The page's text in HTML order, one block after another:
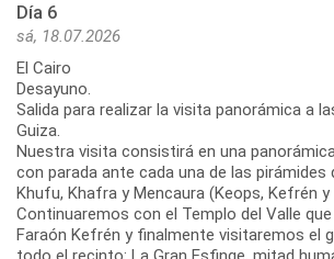
Día 6
sá, 18.07.2026
El Cairo
Desayuno.
Salida para realizar la visita panorámica a
Guiza.
Nuestra visita consistirá en una
con parada ante cada una de las pirámides
Khufu, Khafra y Mencaura (Keops, Kefrén y
Continuaremos con el Templo del Valle
Faraón Kefrén y finalmente visitaremos el